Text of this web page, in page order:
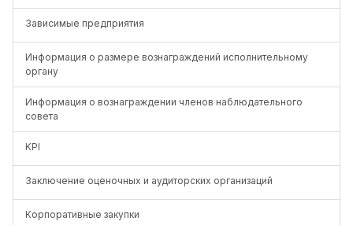
Зависимые предприятия
Информация о размере вознаграждений исполнительному
органу
Информация о вознаграждении членов наблюдательного
совета
KPI
Заключение оценочных и аудиторских организаций
Корпоративные закупки